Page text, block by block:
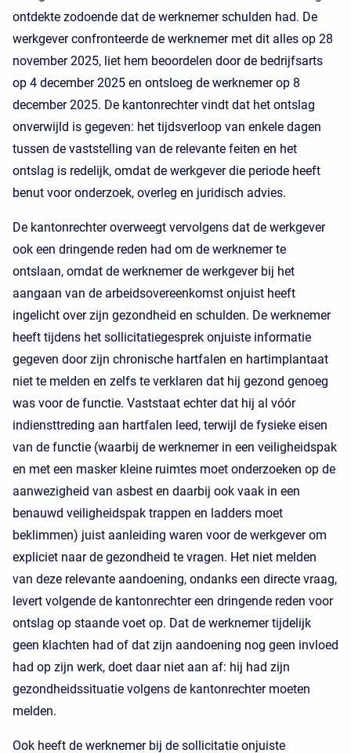
ontdekte zodoende dat de werknemer schulden had. De
werkgever confronteerde de werknemer met dit alles op 28
november 2025, liet hem beoordelen door de bedrijfsarts
op 4 december 2025 en ontsloeg de werknemer op 8
december 2025. De kantonrechter vindt dat het ontslag
onverwijld is gegeven: het tijdsverloop van enkele dagen
tussen de vaststelling van de relevante feiten en het
ontslag is redelijk, omdat de werkgever die periode heeft
benut voor onderzoek, overleg en juridisch advies.
De kantonrechter overweegt vervolgens dat de werkgever
ook een dringende reden had om de werknemer te
ontslaan, omdat de werknemer de werkgever bij het
aangaan van de arbeidsovereenkomst onjuist heeft
ingelicht over zijn gezondheid en schulden. De werknemer
heeft tijdens het sollicitatiegesprek onjuiste informatie
gegeven door zijn chronische hartfalen en hartimplantaat
niet te melden en zelfs te verklaren dat hij gezond genoeg
was voor de functie. Vaststaat echter dat hij al vóór
indiensttreding aan hartfalen leed, terwijl de fysieke eisen
van de functie (waarbij de werknemer in een veiligheidspak
en met een masker kleine ruimtes moet onderzoeken op de
aanwezigheid van asbest en daarbij ook vaak in een
benauwd veiligheidspak trappen en ladders moet
beklimmen) juist aanleiding waren voor de werkgever om
expliciet naar de gezondheid te vragen. Het niet melden
van deze relevante aandoening, ondanks een directe vraag,
levert volgende de kantonrechter een dringende reden voor
ontslag op staande voet op. Dat de werknemer tijdelijk
geen klachten had of dat zijn aandoening nog geen invloed
had op zijn werk, doet daar niet aan af: hij had zijn
gezondheidssituatie volgens de kantonrechter moeten
melden.
Ook heeft de werknemer bij de sollicitatie onjuiste